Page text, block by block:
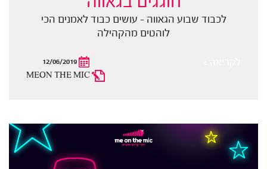
לכבוד שבוע הגאווה - עושים כבוד לאמנים הכי
לוהטים מהקהילה
12/06/2019
MEON THE MIC